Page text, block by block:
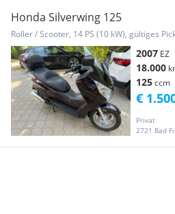
Honda Silverwing 125
Roller / Scooter, 14 PS (10 kW), gültiges
2007 EZ
18.000
125ccm
Privat
2721 Bad
€